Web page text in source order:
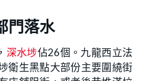
門落水
深水埗佔26個。九龍西立法
衛生黑點大部份主要圍繞街